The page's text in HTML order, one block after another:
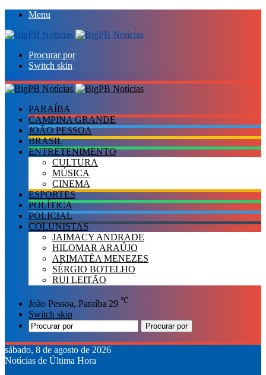
Menu
Procurar por
Switch skin
PARAÍBA
CAMPINA GRANDE
JOÃO PESSOA
BRASIL
ENTRETENIMENTO
CULTURA
MÚSICA
CINEMA
ESPORTES
POLÍTICA
POLICIAL
COLUNISTAS
JAIMACY ANDRADE
HILOMAR ARAÚJO
ARIMATÉA MENEZES
SÉRGIO BOTELHO
RUI LEITÃO
João Pessoa, Paraíba 29 ℃
Switch skin
Procurar por
sábado, 8 de agosto de 2026
Notícias de Última Hora